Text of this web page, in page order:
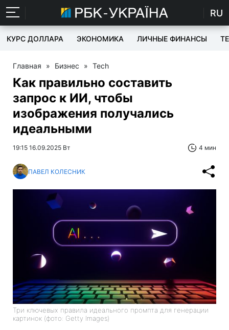
RU
КУРС ДОЛЛАРА ЭКОНОМИКА ЛИЧНЫЕ ФИНАНСЫ
Главная » Бизнес » Tech
Как правильно составить
запрос к ИИ, чтобы
изображения получались
идеальными
19:15 16.09.2025 Вт 4 мин
ПАВЕЛ КОЛЕСНИК
Три ключевых правила идеального промпта для генерации
картинок (фото: Getty Images)